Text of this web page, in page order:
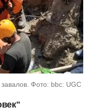
Фото: bbc: UGC